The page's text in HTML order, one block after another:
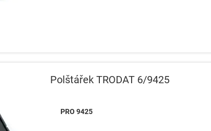
Polštářek TRODAT 6/9425
PRO 9425